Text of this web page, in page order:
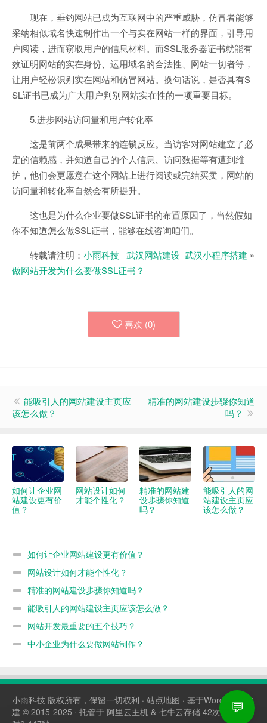
现在，垂钓网站已成为互联网中的严重威胁，仿冒者能够
采纳相似域名快速制作出一个与实在网站一样的界面，引导用
户阅读，进而窃取用户的信息材料。而SSL服务器证书就能有
效证明网站的实在身份、运用域名的合法性、网站一切者等，
让用户轻松识别实在网站和仿冒网站。换句话说，是否具有S
SL证书已成为广大用户判别网站实在性的一项重要目标。
5.进步网站访问量和用户转化率
这是前两个成果带来的连锁反应。当访客对网站建立了必
定的信赖感，并知道自己的个人信息、访问数据等有遭到维
护，他们会更愿意在这个网站上进行阅读或完结买卖，网站的
访问量和转化率自然会有所提升。
这也是为什么企业要做SSL证书的布置原因了，当然假如
你不知道怎么做SSL证书，能够在线咨询咱们。
转载请注明： 小雨科技 _武汉网站建设_武汉小程序搭建 »
做网站开发为什么要做SSL证书？
喜欢 (0)
能吸引人的网站建设主页应
该怎么做？
精准的网站建设步骤你知道
吗？
如何让企业网
站建设更有价
值？
网站设计如何
才能个性化？
精准的网站建
设步骤你知道
吗？
能吸引人的网
站建设主页应
该怎么做？
如何让企业网站建设更有价值？
网站设计如何才能个性化？
精准的网站建设步骤你知道吗？
能吸引人的网站建设主页应该怎么做？
网站开发最重要的五个技巧？
中小企业为什么要做网站制作？
小雨科技 版权所有，保留一切权利 · 站点地图 · 基于WordPress构
建 © 2015-2025 · 托管于 阿里云主机 & 七牛云存储 42次查询，耗
💬